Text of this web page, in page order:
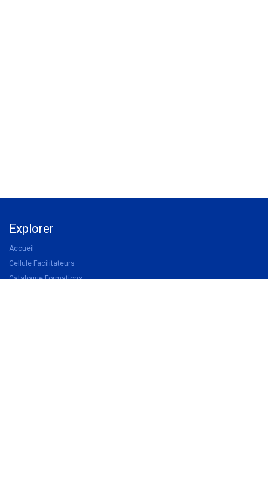
Explorer
Accueil
Cellule Facilitateurs
Catalogue Formations